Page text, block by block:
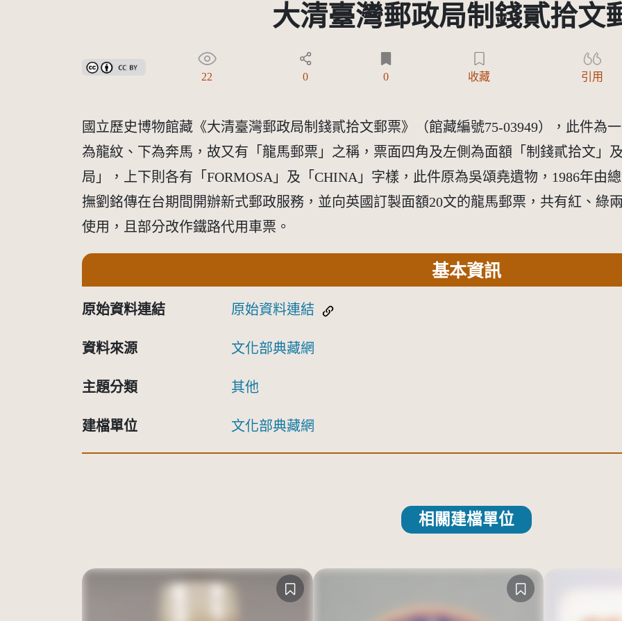
大清臺灣郵政局制錢貳拾文
創用CC姓名標示 3.0 台灣及其後版本(CC BY 3.0 TW +)
22 0 0 收藏 引用
國立歷史博物館藏《大清臺灣郵政局制錢貳拾文郵票》（館藏編號75-03949），此件為
為龍紋、下為奔馬，故又有「龍馬郵票」之稱，票面四角及左側為面額「制錢貳拾文」
局」，上下則各有「FORMOSA」及「CHINA」字樣，此件原為吳頌堯遺物，1986年由
撫劉銘傳在台期間開辦新式郵政服務，並向英國訂製面額20文的龍馬郵票，共有紅、綠
使用，且部分改作鐵路代用車票。
基本資訊
原始資料連結 原始資料連結
資料來源 文化部典藏網
主題分類 其他
建檔單位 文化部典藏網
相關建檔單位